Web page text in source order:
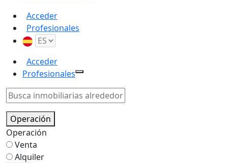
Acceder
Profesionales
Acceder
Profesionales
Operación
Operación
Venta
Alquiler